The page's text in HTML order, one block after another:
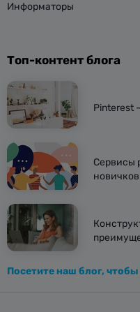
Информаторы
Топ-контент блога
Pinterest
Сервисы
новичков
Посетите наш блог,